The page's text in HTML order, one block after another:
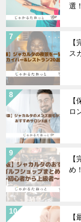
選！
ス
ロ
め